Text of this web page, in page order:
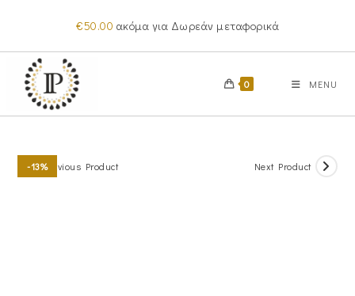
content
€50.00 ακόμα για Δωρεάν μεταφορικά
0 MENU
-13%Previous Product Next Product